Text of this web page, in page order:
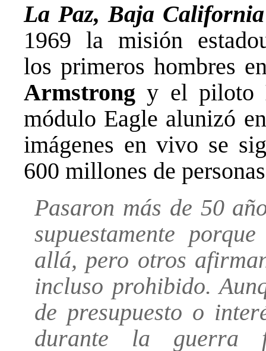
La Paz, Baja
1969 la misión
los primeros hombres
Armstrong y el piloto
módulo Eagle alunizó
imágenes en vivo se
600 millones de
Pasaron más de 50
supuestamente
allá, pero otros
incluso prohibido.
de presupuesto o
durante la